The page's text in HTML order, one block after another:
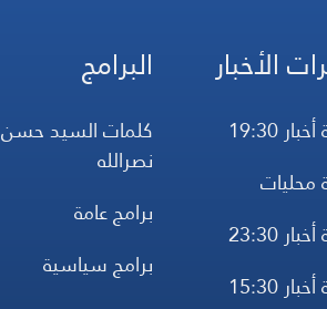
الأخبار
19:30
محليات
23:30
15:30
البرامج
كلمات السيد حسن
نصرالله
برامج عامة
برامج سياسية